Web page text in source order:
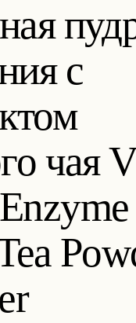
с
чая